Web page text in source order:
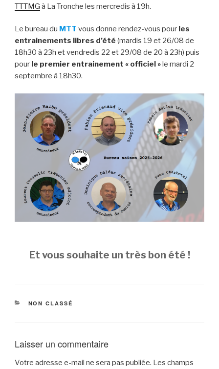
TTTMG à La Tronche les mercredis à 19h.
Le bureau du MTT vous donne rendez-vous pour les
entrainements libres d’été (mardis 19 et 26/08 de
18h30 à 23h et vendredis 22 et 29/08 de 20 à 23h) puis
pour le premier entrainement « officiel »le mardi 2
septembre à 18h30.
Et vous souhaite un très bon été !
CATÉGORIES
NON CLASSÉ
Laisser un commentaire
Votre adresse e-mail ne sera pas publiée. Les champs